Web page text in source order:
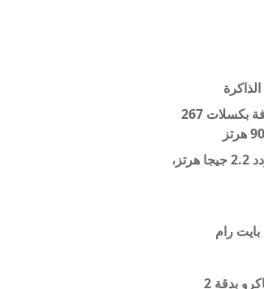
شاشة IPS LCD بقياس 6.74 بوصة، ودقة 720×1650 بكسل، وجودة HD+، وكثافة بكسلات 267
معالج MediaTek Helio G99 ثماني النواة، مع اثنين من النوى Cortex A76 بتردد 2.2 جيجا هرتز،
كاميرات خلفية ثلاثية: كاميرا رئيسية بدقة 50 ميجابكسل بفتحة f/1.8، وكاميرا ماكرو بدقة 2